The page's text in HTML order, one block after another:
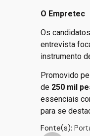
O Empretec
Os
entrevista
instrumento
Promovido
de 250 mil
essenciais
para se
Fonte(s):